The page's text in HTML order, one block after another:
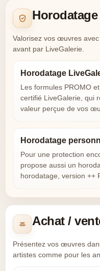
Valorisez vos œuvres
avant par LiveGalerie.
Horodatage
Les formules PROMO
certifié LiveGalerie, qui
valeur perçue de vos
Horodatage
Pour une protection
propose aussi un
horodatage, version ++
Achat /
Présentez vos œuvres
artistes comme pour les